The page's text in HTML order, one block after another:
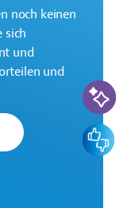
noch keinen
sich
und
und
KI-